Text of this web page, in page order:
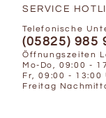
SERVICE
Telefonische
(05825) 985
Öffnungszeiten
Mo-Do, 09:00 -
Fr, 09:00 - 13:00
Freitag